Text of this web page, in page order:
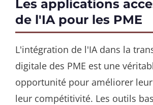
Les applications
de l'IA pour les PME
L'intégration de l'IA dans la
digitale des PME est une
opportunité pour améliorer
leur compétitivité. Les outils